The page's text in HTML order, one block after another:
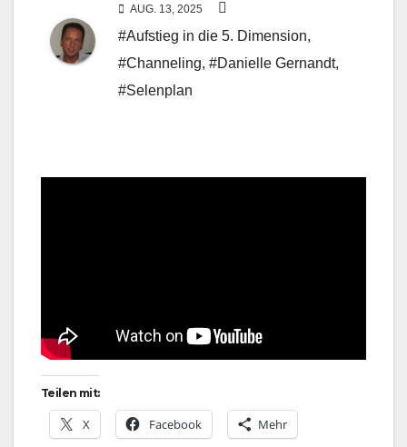
AUG. 13, 2025
#Aufstieg in die 5. Dimension,
#Channeling, #Danielle Gernandt,
#Selenplan
Teilen mit:
X Facebook Mehr